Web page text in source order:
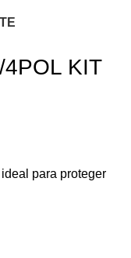
KIT
para proteger